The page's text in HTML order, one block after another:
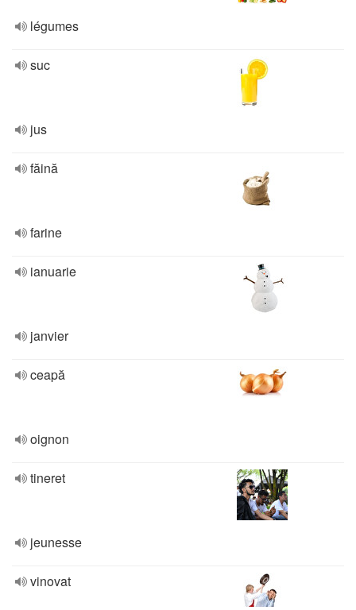
légumes
suc
jus
făină
farine
ianuarie
janvier
ceapă
oignon
tineret
jeunesse
vinovat